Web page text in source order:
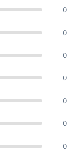
0
0
0
0
0
0
0